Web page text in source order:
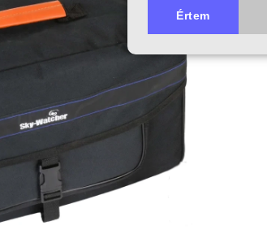
Értem